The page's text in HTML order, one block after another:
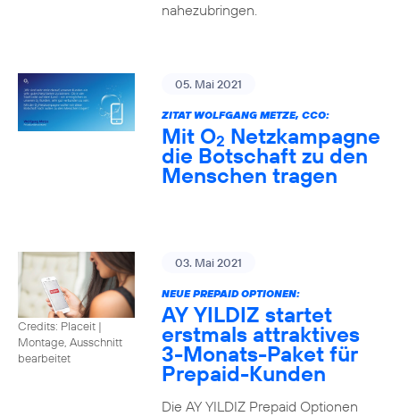
nahezubringen.
05. Mai 2021
ZITAT WOLFGANG METZE, CCO:
Mit O2 Netzkampagne
die Botschaft zu den
Menschen tragen
Credits: Placeit |
Montage, Ausschnitt
bearbeitet
03. Mai 2021
NEUE PREPAID OPTIONEN:
AY YILDIZ startet
erstmals attraktives
3-Monats-Paket für
Prepaid-Kunden
Die AY YILDIZ Prepaid Optionen